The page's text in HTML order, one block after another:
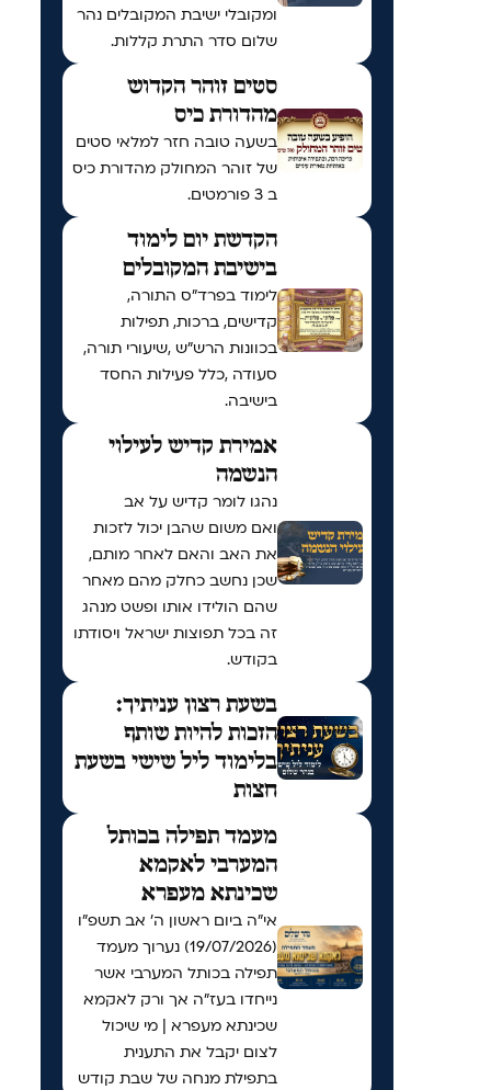
ומקובלי ישיבת המקובלים נהר
שלום סדר התרת קללות.
סטים זוהר הקדוש
מהדורת כיס
בשעה טובה חזר למלאי סטים
של זוהר המחולק מהדורת כיס
ב 3 פורמטים.
הקדשת יום לימוד
בישיבת המקובלים
לימוד בפרד"ס התורה,
קדישים, ברכות, תפילות
בכוונות הרש"ש ,שיעורי תורה,
סעודה ,כלל פעילות החסד
בישיבה.
אמירת קדיש לעילוי
הנשמה
נהגו לומר קדיש על אב
ואם משום שהבן יכול לזכות
את האב והאם לאחר מותם,
שכן נחשב כחלק מהם מאחר
שהם הולידו אותו ופשט מנהג
זה בכל תפוצות ישראל ויסודתו
בקודש.
בשעת רצון עניתיך:
הזכות להיות שותף
בלימוד ליל שישי בשעת
חצות
מעמד תפילה בכותל
המערבי לאקמא
שכינתא מעפרא
אי"ה ביום ראשון ה׳ אב תשפ״ו
(19/07/2026) נערוך מעמד
תפילה בכותל המערבי אשר
נייחדו בעז"ה אך ורק לאקמא
שכינתא מעפרא | מי שיכול
לצום יקבל את התענית
בתפילת מנחה של שבת קודש